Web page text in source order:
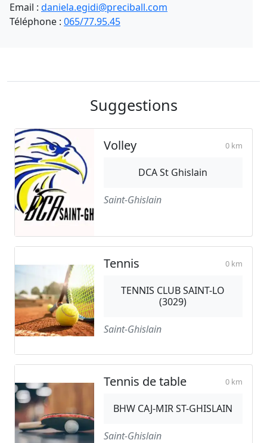
Email : daniela.egidi@preciball.com
Téléphone : 065/77.95.45
Suggestions
Volley 0 km
DCA St Ghislain
Saint-Ghislain
Tennis 0 km
TENNIS CLUB SAINT-LO
(3029)
Saint-Ghislain
Tennis de table 0 km
BHW CAJ-MIR ST-GHISLAIN
Saint-Ghislain